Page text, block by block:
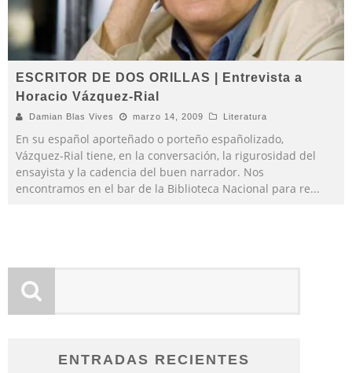
ESCRITOR DE DOS ORILLAS | Entrevista a
Horacio Vázquez-Rial
Damian Blas Vives marzo 14, 2009 Literatura
En su español aporteñado o porteño españolizado,
Vázquez-Rial tiene, en la conversación, la rigurosidad del
ensayista y la cadencia del buen narrador. Nos
encontramos en el bar de la Biblioteca Nacional para re...
ENTRADAS RECIENTES